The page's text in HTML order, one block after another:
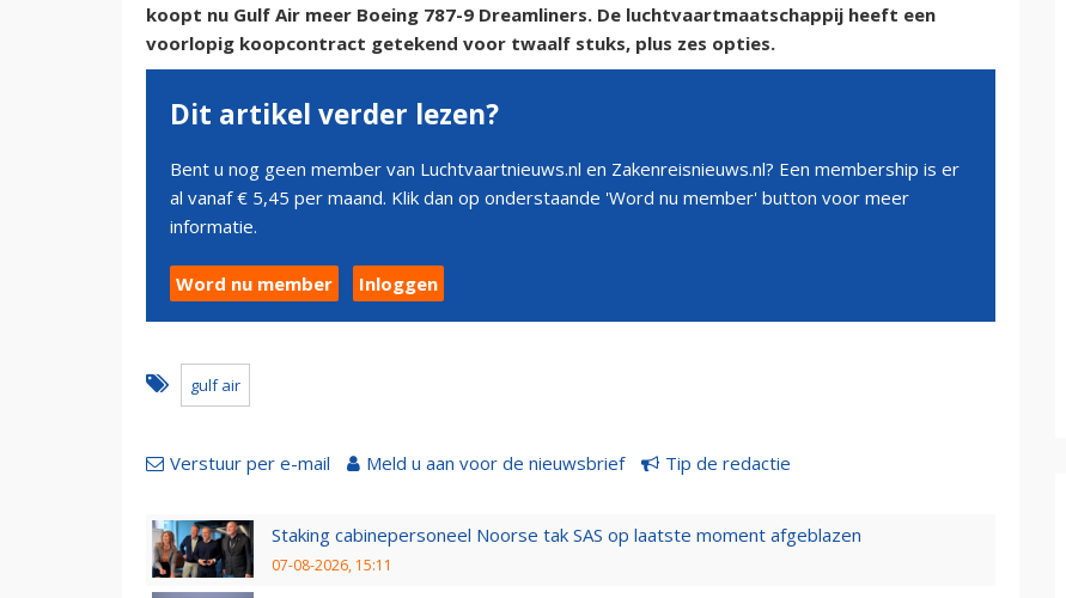
koopt nu Gulf Air meer Boeing 787-9 Dreamliners. De luchtvaartmaatschappij heeft een
voorlopig koopcontract getekend voor twaalf stuks, plus zes opties.
Dit artikel verder lezen?
Bent u nog geen member van Luchtvaartnieuws.nl en Zakenreisnieuws.nl? Een membership is er
al vanaf € 5,45 per maand. Klik dan op onderstaande 'Word nu member' button voor meer
informatie.
Word nu member Inloggen
gulf air
Verstuur per e-mail Meld u aan voor de nieuwsbrief Tip de redactie
Staking cabinepersoneel Noorse tak SAS op laatste moment afgeblazen
07-08-2026, 15:11